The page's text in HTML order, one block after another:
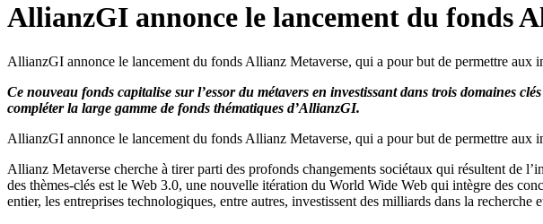
AllianzGI annonce le lancement du fonds
AllianzGI annonce le lancement du fonds Allianz Metaverse, qui a pour but de permettre aux
Ce nouveau fonds capitalise sur l’essor du métavers en investissant dans trois domaines
compléter la large gamme de fonds thématiques d’AllianzGI.
AllianzGI annonce le lancement du fonds Allianz Metaverse, qui a pour but de permettre aux
Allianz Metaverse cherche à tirer parti des profonds changements sociétaux qui résultent de
des thèmes-clés est le Web 3.0, une nouvelle itération du World Wide Web qui intègre des
entier, les entreprises technologiques, entre autres, investissent des milliards dans la recherche